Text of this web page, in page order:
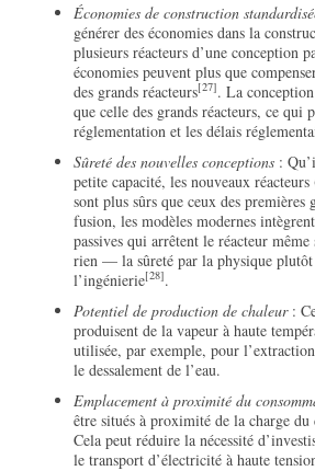
Économies de construction
générer des économies dans la
plusieurs réacteurs d’une conception
économies peuvent plus que
des grands réacteurs[27]. La
que celle des grands réacteurs, ce qui
réglementation et les délais
Sûreté des nouvelles conceptions :
petite capacité, les nouveaux
sont plus sûrs que ceux des premières
fusion, les modèles modernes
passives qui arrêtent le réacteur
rien — la sûreté par la physique plutôt
l’ingénierie[28].
Potentiel de production de chaleur :
produisent de la vapeur à haute
utilisée, par exemple, pour
le dessalement de l’eau.
Emplacement à proximité du
être situés à proximité de la charge
Cela peut réduire la nécessité
le transport d’électricité à haute